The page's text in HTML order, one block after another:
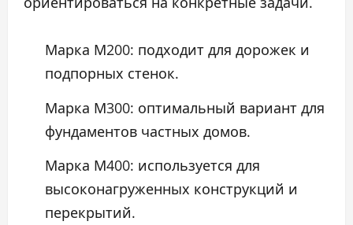
Марка М200: подходит для дорожек и
подпорных стенок.
Марка М300: оптимальный вариант для
фундаментов частных домов.
Марка М400: используется для
высоконагруженных конструкций и
перекрытий.